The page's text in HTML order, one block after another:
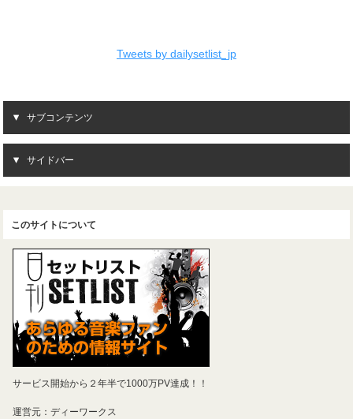
Tweets by dailysetlist_jp
サブコンテンツ
サイドバー
このサイトについて
サービス開始から２年半で1000万PV達成！！
運営元：ディーワークス